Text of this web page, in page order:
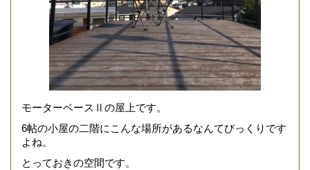
モーターベースⅡの屋上です。
6帖の小屋の二階にこんな場所があるなんてびっくりです
よね。
とっておきの空間です。